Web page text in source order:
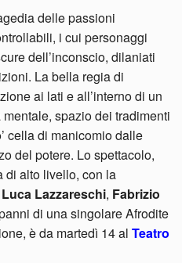
delle passioni
i cui personaggi
dell’inconscio, dilaniati
La bella regia di
ai lati e all’interno di un
spazio dei tradimenti
cella di manicomio dalle
del potere. Lo spettacolo,
di alto livello, con la
Luca Lazzareschi, Fabrizio
di una singolare Afrodite
è da martedì 14 al Teatro